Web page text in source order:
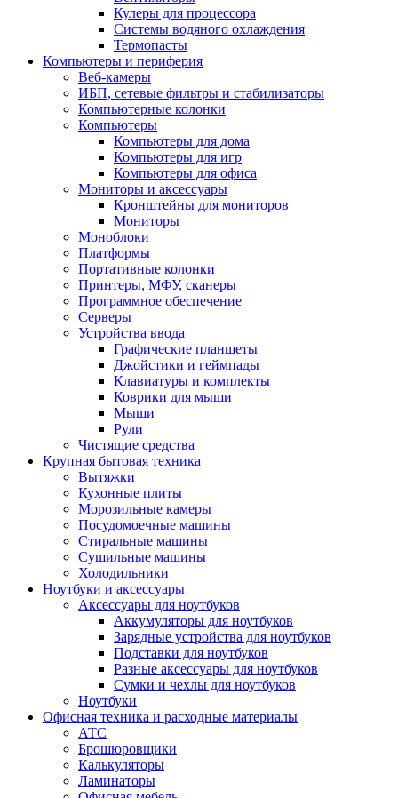
Кулеры для процессора
Системы водяного охлаждения
Термопасты
Компьютеры и периферия
Веб-камеры
ИБП, сетевые фильтры и стабилизаторы
Компьютерные колонки
Компьютеры
Компьютеры для дома
Компьютеры для игр
Компьютеры для офиса
Мониторы и аксессуары
Кронштейны для мониторов
Мониторы
Моноблоки
Платформы
Портативные колонки
Принтеры, МФУ, сканеры
Программное обеспечение
Серверы
Устройства ввода
Графические планшеты
Джойстики и геймпады
Клавиатуры и комплекты
Коврики для мыши
Мыши
Рули
Чистящие средства
Крупная бытовая техника
Вытяжки
Кухонные плиты
Морозильные камеры
Посудомоечные машины
Стиральные машины
Сушильные машины
Холодильники
Ноутбуки и аксессуары
Аксессуары для ноутбуков
Аккумуляторы для ноутбуков
Зарядные устройства для ноутбуков
Подставки для ноутбуков
Разные аксессуары для ноутбуков
Сумки и чехлы для ноутбуков
Ноутбуки
Офисная техника и расходные материалы
АТС
Брошюровщики
Калькуляторы
Ламинаторы